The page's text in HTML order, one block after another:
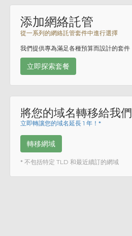
添加網絡託管
從一系列的網絡託管套件中進行選擇
我們提供專為滿足各種預算而設計的套件
立即探索套餐
將您的域名轉移給我們
立即轉讓您的域名延長 1 年！*
轉移網域
* 不包括特定 TLD 和最近續訂的網域